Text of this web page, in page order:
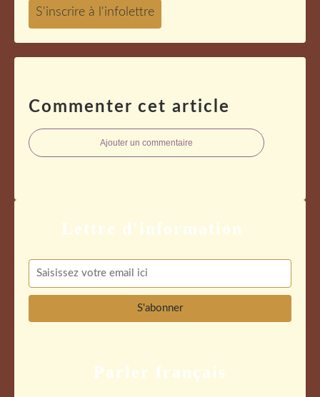
Commenter cet article
Ajouter un commentaire
Parler français